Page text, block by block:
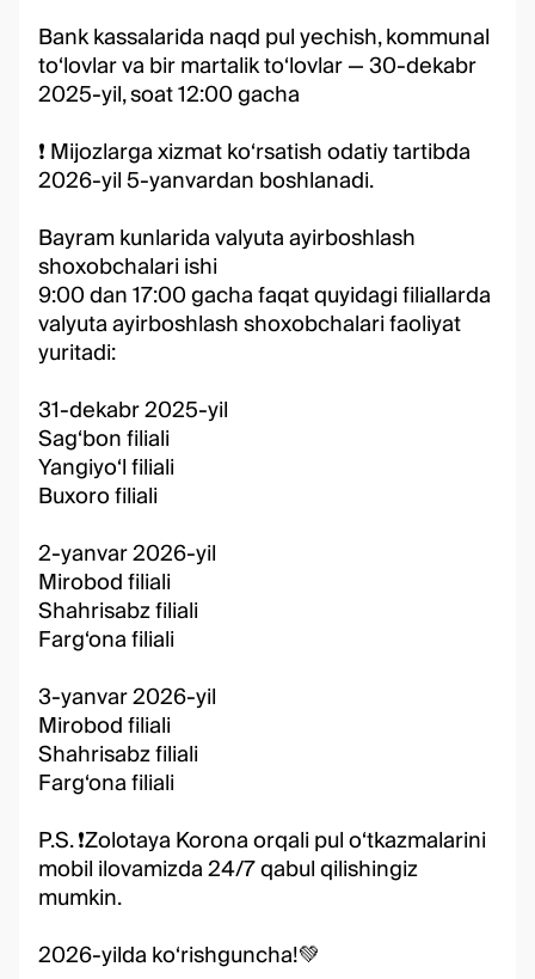
Bank kassalarida naqd pul yechish, kommunal
to‘lovlar va bir martalik to‘lovlar — 30-dekabr
2025-yil, soat 12:00 gacha
❗️ Mijozlarga xizmat ko‘rsatish odatiy tartibda
2026-yil 5-yanvardan boshlanadi.
Bayram kunlarida valyuta ayirboshlash
shoxobchalari ishi
9:00 dan 17:00 gacha faqat quyidagi filiallarda
valyuta ayirboshlash shoxobchalari faoliyat
yuritadi:
31-dekabr 2025-yil
Sag‘bon filiali
Yangiyo‘l filiali
Buxoro filiali
2-yanvar 2026-yil
Mirobod filiali
Shahrisabz filiali
Farg‘ona filiali
3-yanvar 2026-yil
Mirobod filiali
Shahrisabz filiali
Farg‘ona filiali
P.S. ❗️Zolotaya Koronа orqali pul o‘tkazmalarini
mobil ilovamizda 24/7 qabul qilishingiz
mumkin.
2026-yilda ko‘rishguncha!💚